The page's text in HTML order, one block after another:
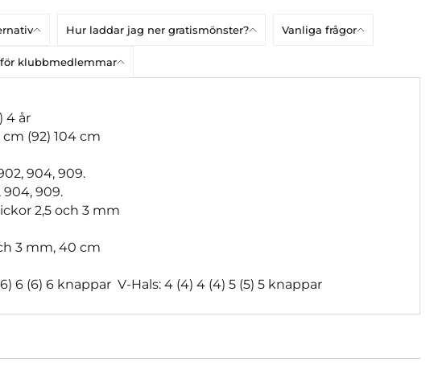
Hur laddar jag ner gratismönster? Vanliga frågor
klubbmedlemmar
4 år
cm (92) 104 cm
904, 909.
904, 909.
2,5 och 3 mm
3 mm, 40 cm
6 (6) 6 knappar V-Hals: 4 (4) 4 (4) 5 (5) 5 knappar